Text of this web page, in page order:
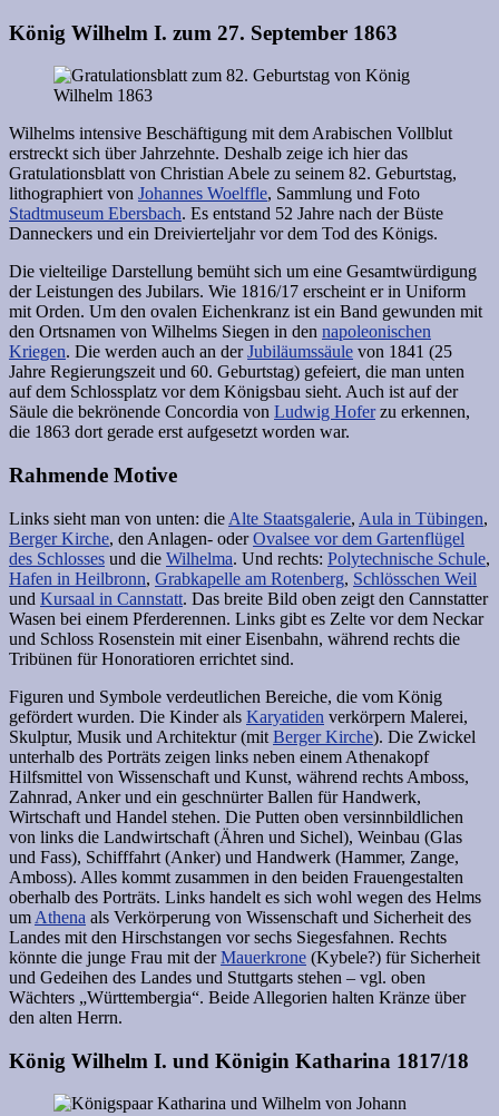
König Wilhelm I. zum 27. September 1863
Wilhelms intensive Beschäftigung mit dem Arabischen Vollblut
erstreckt sich über Jahrzehnte. Deshalb zeige ich hier das
Gratulationsblatt von Christian Abele zu seinem 82. Geburtstag,
lithographiert von Johannes Woelffle, Sammlung und Foto
Stadtmuseum Ebersbach. Es entstand 52 Jahre nach der Büste
Danneckers und ein Dreivierteljahr vor dem Tod des Königs.
Die vielteilige Darstellung bemüht sich um eine Gesamtwürdigung
der Leistungen des Jubilars. Wie 1816/17 erscheint er in Uniform
mit Orden. Um den ovalen Eichenkranz ist ein Band gewunden mit
den Ortsnamen von Wilhelms Siegen in den napoleonischen
Kriegen. Die werden auch an derJubiläumssäule von 1841 (25
Jahre Regierungszeit und 60. Geburtstag) gefeiert, die man unten
auf dem Schlossplatz vor dem Königsbau sieht. Auch ist auf der
Säule die bekrönende Concordia von Ludwig Hoferzu erkennen,
die 1863 dort gerade erst aufgesetzt worden war.
Rahmende Motive
Links sieht man von unten: die Alte Staatsgalerie, Aula in Tübingen,
Berger Kirche, den Anlagen- oderOvalsee vor dem Gartenflügel
des Schlosses und die Wilhelma. Und rechts: Polytechnische Schule,
Hafen in Heilbronn, Grabkapelle am Rotenberg, Schlösschen Weil
und Kursaal in Cannstatt. Das breite Bild oben zeigt den Cannstatter
Wasen bei einem Pferderennen. Links gibt es Zelte vor dem Neckar
und Schloss Rosenstein mit einer Eisenbahn, während rechts die
Tribünen für Honoratioren errichtet sind.
Figuren und Symbole verdeutlichen Bereiche, die vom König
gefördert wurden. Die Kinder als Karyatiden verkörpern Malerei,
Skulptur, Musik und Architektur (mit Berger Kirche). Die Zwickel
unterhalb des Porträts zeigen links neben einem Athenakopf
Hilfsmittel von Wissenschaft und Kunst, während rechts Amboss,
Zahnrad, Anker und ein geschnürter Ballen für Handwerk,
Wirtschaft und Handel stehen. Die Putten oben versinnbildlichen
von links die Landwirtschaft (Ähren und Sichel), Weinbau (Glas
und Fass), Schifffahrt (Anker) und Handwerk (Hammer, Zange,
Amboss). Alles kommt zusammen in den beiden Frauengestalten
oberhalb des Porträts. Links handelt es sich wohl wegen des Helms
um Athena als Verkörperung von Wissenschaft und Sicherheit des
Landes mit den Hirschstangen vor sechs Siegesfahnen. Rechts
könnte die junge Frau mit derMauerkrone (Kybele?) für Sicherheit
und Gedeihen des Landes und Stuttgarts stehen – vgl. oben
Wächters „Württembergia“. Beide Allegorien halten Kränze über
den alten Herrn.
König Wilhelm I. und Königin Katharina 1817/18